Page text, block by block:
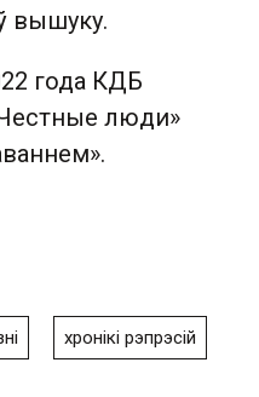
вышуку.
года КДБ
люди»
хронікі рэпрэсій